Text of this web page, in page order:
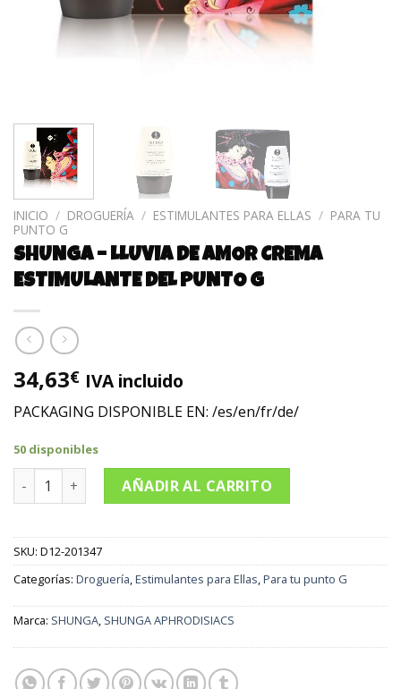
INICIO / DROGUERÍA / ESTIMULANTES PARA ELLAS / PARA TU
PUNTO G
SHUNGA – LLUVIA DE AMOR CREMA
ESTIMULANTE DEL PUNTO G
34,63€ IVA incluido
PACKAGING DISPONIBLE EN: /es/en/fr/de/
50 disponibles
SHUNGA - LLUVIA DE AMOR CREMA ESTIMULANTE DEL
AÑADIR AL CARRITO
SKU: D12-201347
Categorías: Droguería,Estimulantes para Ellas,Para tu punto G
Marca: SHUNGA, SHUNGA APHRODISIACS